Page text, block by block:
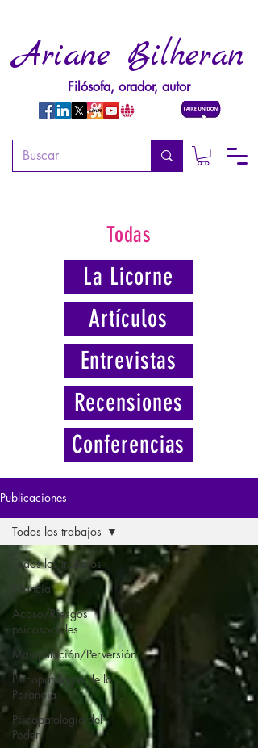
Ariane Bilheran
Filósofa, orador, autor
Todas
La Licorne
Artículos
Entrevistas
Recensiones
Conferencias
Publicaciones
Todos los trabajos
Infancia
Acoso/Riesgos
psicosociales
Manipulación/Perversión
Psicopatología de la
Paranoia
Psicopatología del
Poder
Todos los trabajos